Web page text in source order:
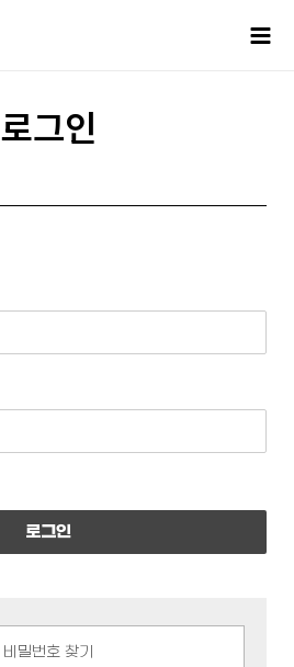
로그인
로그인
비밀번호 찾기